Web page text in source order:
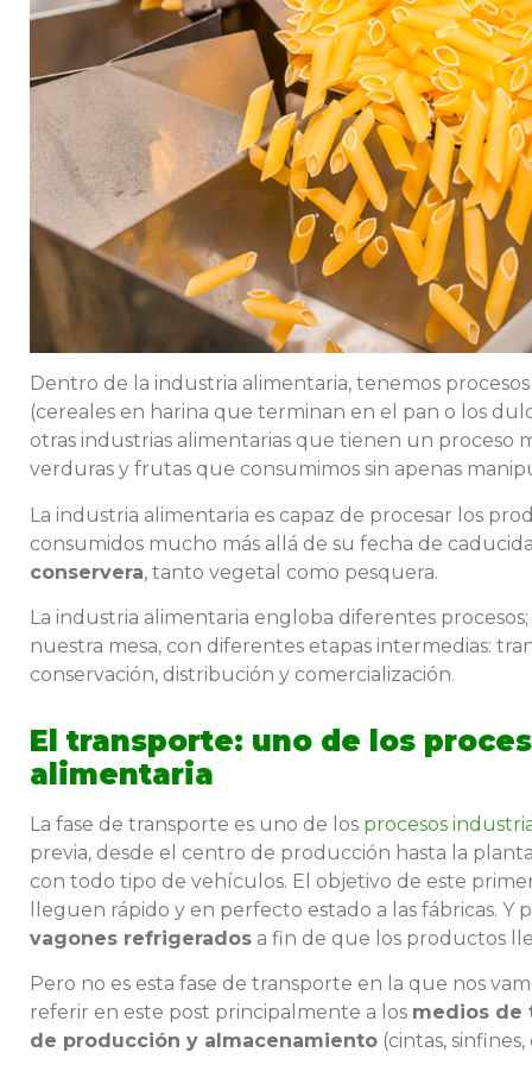
Dentro de la industria alimentaria, tenemos
(cereales en harina que terminan en el pan o los
otras industrias alimentarias que tienen un proceso
verduras y frutas que consumimos sin apenas
La industria alimentaria es capaz de procesar los
consumidos mucho más allá de su fecha de
conservera, tanto vegetal como pesquera.
La industria alimentaria engloba diferentes
nuestra mesa, con diferentes etapas intermedias:
conservación, distribución y comercialización.
El transporte: uno de los
alimentaria
La fase de transporte es uno de los procesos
previa, desde el centro de producción hasta la
con todo tipo de vehículos. El objetivo de este
lleguen rápido y en perfecto estado a las fábricas.
vagones refrigerados a fin de que los productos
Pero no es esta fase de transporte en la que nos
referir en este post principalmente a los medios de
de producción y almacenamiento (cintas,